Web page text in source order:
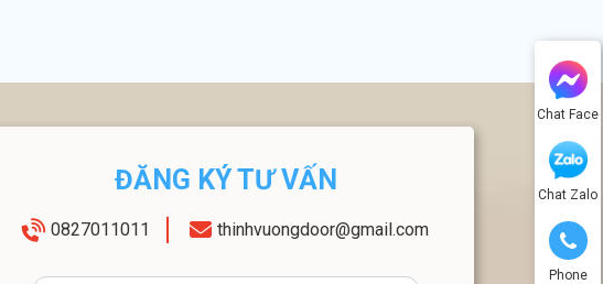
Chat Face
Chat Zalo
Phone
ĐĂNG KÝ TƯ VẤN
0827011011 thinhvuongdoor@gmail.com